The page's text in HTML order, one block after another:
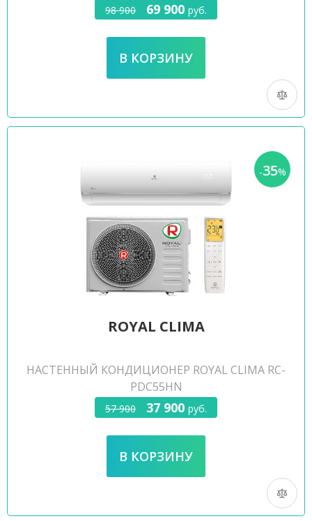
98 900 69 900 руб.
-35%
ROYAL CLIMA
НАСТЕННЫЙ КОНДИЦИОНЕР ROYAL CLIMA RC-
PDC55HN
57 900 37 900 руб.